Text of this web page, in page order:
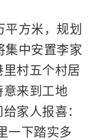
方米，规划
集中安置李家
村五个村居
意来到工地
家人报喜：
一下踏实多